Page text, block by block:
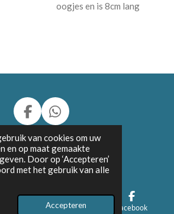
van cookies om uw
en op maat gemaakte
Door op ‘Accepteren’
met het gebruik van alle
Accepteren
oogjes en is 8cm lang
F
a
c
e
b
o
W
h
a
t
s
p
p
Stone Carvings and more
Telefoonnummer Facebook